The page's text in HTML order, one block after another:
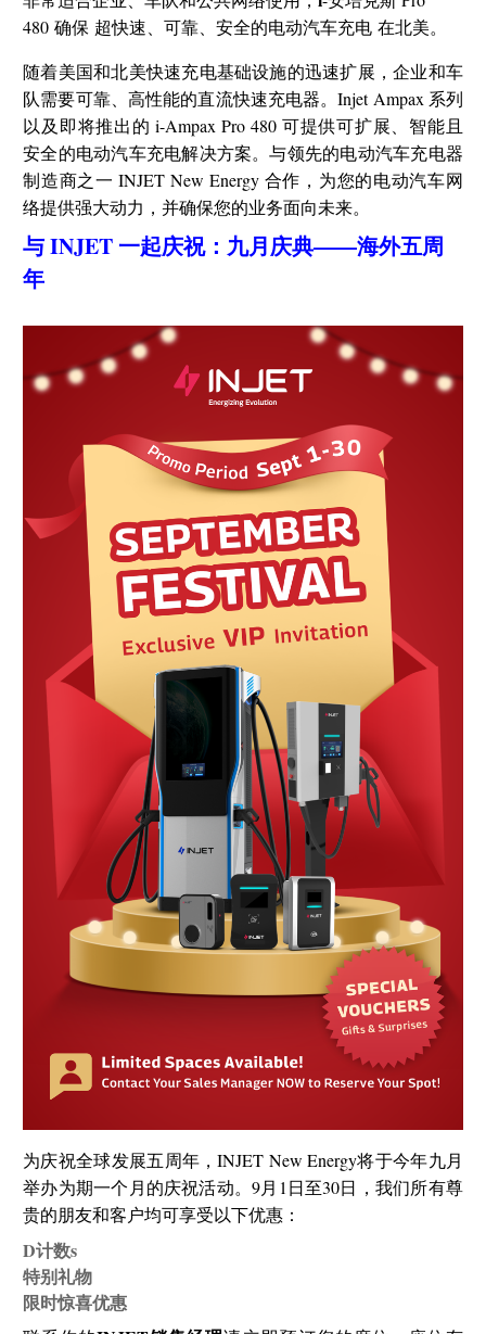
480 确保 超快速、可靠、安全的电动汽车充电 在北美。
随着美国和北美快速充电基础设施的迅速扩展，企业和车
队需要可靠、高性能的直流快速充电器。Injet Ampax 系列
以及即将推出的 i-Ampax Pro 480 可提供可扩展、智能且
安全的电动汽车充电解决方案。与领先的电动汽车充电器
制造商之一 INJET New Energy 合作，为您的电动汽车网
络提供强大动力，并确保您的业务面向未来。
与 INJET 一起庆祝：九月庆典——海外五周
年
为庆祝全球发展五周年，INJET New Energy将于今年九月
举办为期一个月的庆祝活动。9月1日至30日，我们所有尊
贵的朋友和客户均可享受以下优惠：
D计数s
特别礼物
限时惊喜优惠